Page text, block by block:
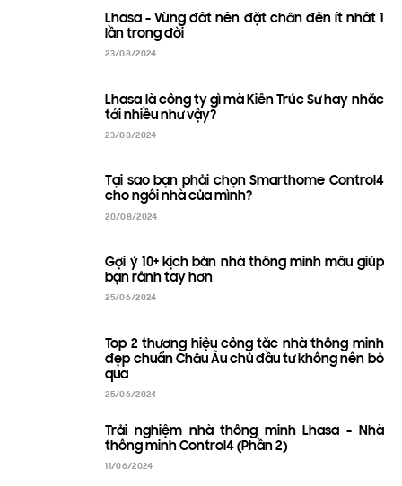
Lhasa - Vùng đất nên đặt chân đến ít nhất 1
lần trong đời
23/08/2024
Lhasa là công ty gì mà Kiến Trúc Sư hay nhắc
tới nhiều như vậy?
23/08/2024
Tại sao bạn phải chọn Smarthome Control4
cho ngôi nhà của mình?
20/08/2024
Gợi ý 10+ kịch bản nhà thông minh mẫu giúp
bạn rảnh tay hơn
25/06/2024
Top 2 thương hiệu công tắc nhà thông minh
đẹp chuẩn Châu Âu chủ đầu tư không nên bỏ
qua
25/06/2024
Trải nghiệm nhà thông minh Lhasa - Nhà
thông minh Control4 (Phần 2)
11/06/2024